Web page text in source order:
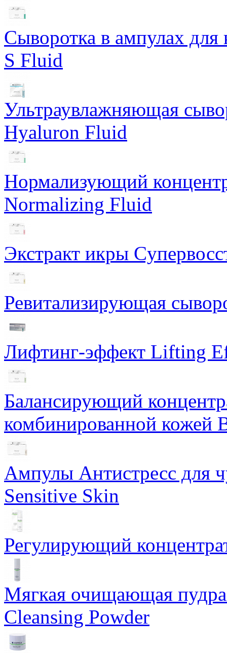
Сыворотка в ампулах для
S Fluid
Ультраувлажняющая
Hyaluron Fluid
Нормализующий
Normalizing Fluid
Экстракт икры
Ревитализирующая
Лифтинг-эффект Lifting
Балансирующий
комбинированной кожей
Ампулы Антистресс для
Sensitive Skin
Регулирующий
Мягкая очищающая
Cleansing Powder